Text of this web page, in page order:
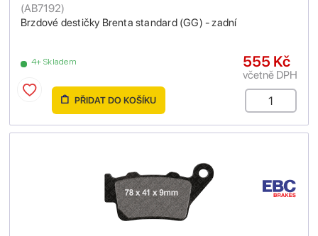
Brzdové destičky Brenta standard (GG) - zadní
(AB7192)
4+ Skladem 555 Kč
včetně DPH
PŘIDAT DO KOŠÍKU